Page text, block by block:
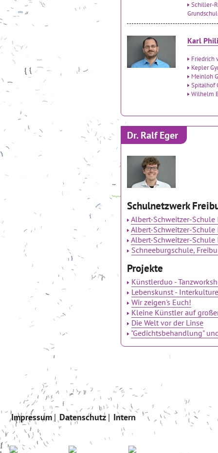
Schiller-
Karl
Friedrich
Kepler
Meinloh
Spitalhof
Wilhelm
Dr. Ralf Eger
Schulnetzwerk
Albert-Schweitzer-Schule
Albert-Schweitzer-Schule
Albert-Schweitzer-
Schneeburgschule,
Projekte
Künstlerduo -
Lebenskunst -
Wir zeigen's Euch!
Kleine Künstler auf
Die Welt vor der Linse
"Gedichtsbehandlung"
Impressum Datenschutz Intern